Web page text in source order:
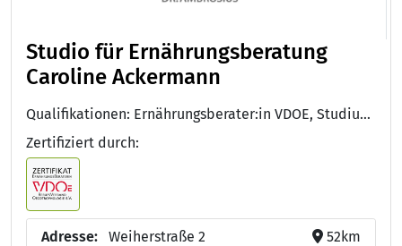
Studio für Ernährungsberatung
Caroline Ackermann
Qualifikationen: Ernährungsberater:in VDOE, Studium der Ernährungswissenschaften
Zertifiziert durch:
Adresse:
Weiherstraße 2
52km